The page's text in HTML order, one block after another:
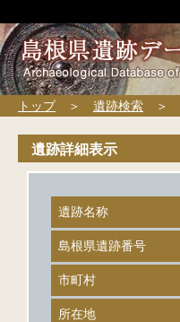
トップ＞ 遺跡検索 ＞
遺跡詳細表示
遺跡名称
島根県遺跡番号
市町村
所在地